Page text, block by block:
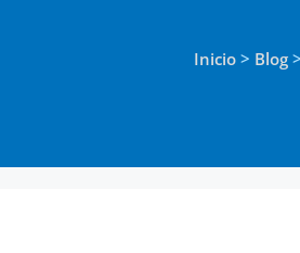
Inicio > Blog >